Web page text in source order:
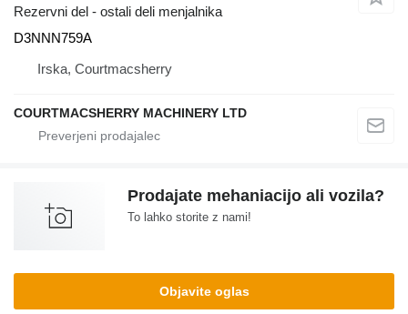
Rezervni del - ostali deli menjalnika
D3NNN759A
Irska, Courtmacsherry
COURTMACSHERRY MACHINERY LTD
Prodajate mehaniacijo ali vozila?
To lahko storite z nami!
Objavite oglas